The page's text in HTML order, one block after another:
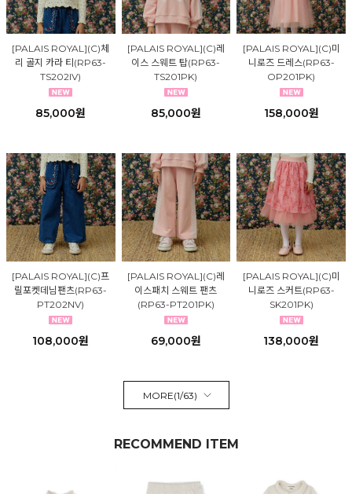
[PALAIS ROYAL](C)체
리 골지 카라 티(RP63-
TS202IV)
85,000원
[PALAIS ROYAL](C)레
이스 스웨트 탑(RP63-
TS201PK)
85,000원
[PALAIS ROYAL](C)미
니로즈 드레스(RP63-
OP201PK)
158,000원
[PALAIS ROYAL](C)프
릴포켓데님팬츠(RP63-
PT202NV)
108,000원
[PALAIS ROYAL](C)레
이스패치 스웨트 팬츠
(RP63-PT201PK)
69,000원
[PALAIS ROYAL](C)미
니로즈 스커트(RP63-
SK201PK)
138,000원
MORE(1/63)
RECOMMEND ITEM